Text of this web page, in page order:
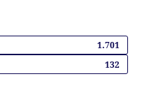
1.701
132